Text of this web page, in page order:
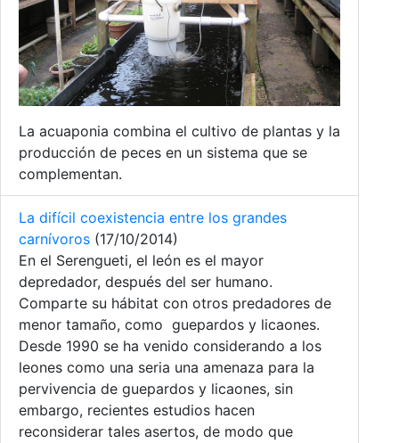
La acuaponia combina el cultivo de plantas y la
producción de peces en un sistema que se
complementan.
La difícil coexistencia entre los grandes
carnívoros (17/10/2014)
En el Serengueti, el león es el mayor
depredador, después del ser humano.
Comparte su hábitat con otros predadores de
menor tamaño, como guepardos y licaones.
Desde 1990 se ha venido considerando a los
leones como una seria una amenaza para la
pervivencia de guepardos y licaones, sin
embargo, recientes estudios hacen
reconsiderar tales asertos, de modo que